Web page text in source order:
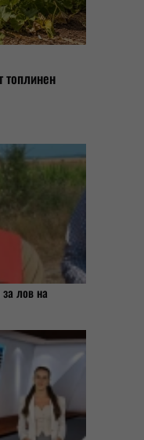
топлинен
лов на